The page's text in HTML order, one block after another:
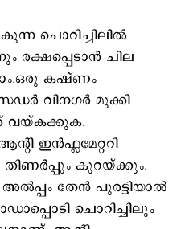
ചൊറിച്ചിലിൽ
രക്ഷപ്പെടാൻ ചില
കഷ്ണം
വിനഗർ മുക്കി
വയ്കക്കുക.
ഇൻഫ്ലമേറ്ററി
കുറയ്ക്കും.
തേൻ പുരട്ടിയാൽ
ചൊറിച്ചിലും